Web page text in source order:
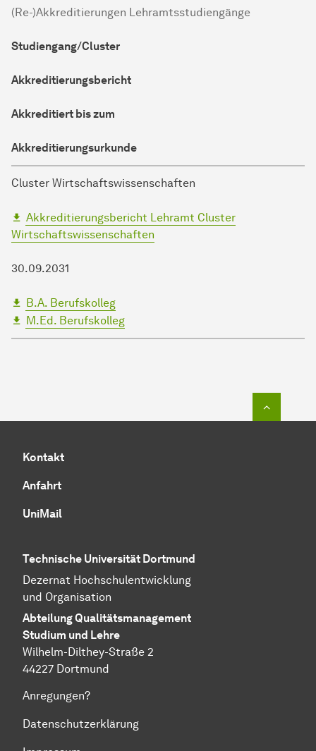
(Re-)Akkreditierungen Lehramtsstudiengänge
Studiengang/Cluster
Akkreditierungsbericht
Akkreditiert bis zum
Akkreditierungsurkunde
Cluster Wirtschaftswissenschaften
Akkreditierungsbericht Lehramt Cluster
Wirtschaftswissenschaften
30.09.2031
B.A. Berufskolleg
M.Ed. Berufskolleg
Kontakt
Anfahrt
UniMail
Technische Universität Dortmund
Dezernat Hochschul­entwicklung
und Organisation
AbteilungQuali­täts­manage­ment
Studium und Lehre
Wilhelm-Dilthey-Straße 2
44227 Dortmund
Anregungen?
Datenschutzerklärung